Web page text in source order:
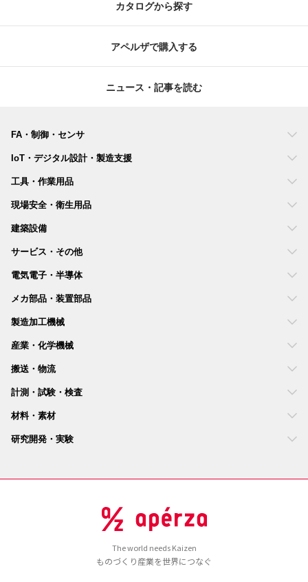
カタログから探す
アペルザで購入する
ニュース・記事を読む
FA・制御・センサ
IoT・デジタル設計・製造支援
工具・作業用品
現場安全・衛生用品
建築設備
サービス・その他
電気電子・半導体
メカ部品・装置部品
製造加工機械
産業・化学機械
搬送・物流
計測・試験・検査
材料・素材
研究開発・実験
The world needs Kaizen
ものづくり産業を世界につなぐ